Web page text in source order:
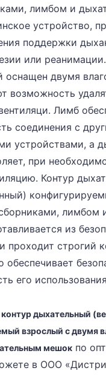
лимбом и
устройство,
поддержки
или
оснащен двумя
возможность
Лимб
соединения с
устройствами, а
при
Контур
лимбом
из
проходит строгий
обеспечивает
его
контур дыхательный
взрослый с двумя
мешок по
в ООО